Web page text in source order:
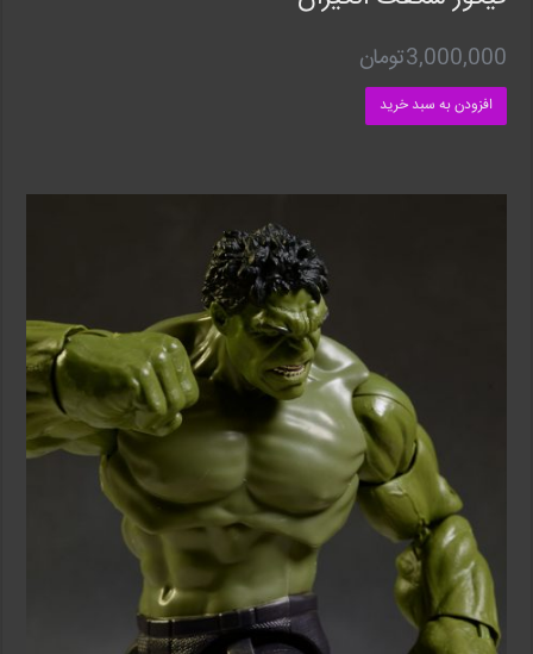
3,000,000تومان
افزودن به سبد خرید